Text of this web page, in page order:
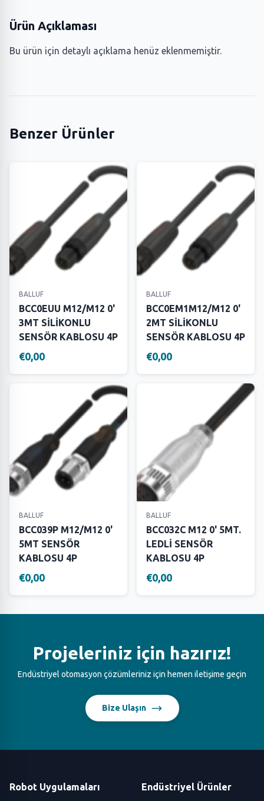
Ürün Açıklaması
Bu ürün için detaylı açıklama henüz eklenmemiştir.
Benzer Ürünler
BALLUF
BCC0EUU M12/M12 0'
3MT SİLİKONLU
SENSÖR KABLOSU 4P
€0,00
BALLUF
BCC0EM1M12/M12 0'
2MT SİLİKONLU
SENSÖR KABLOSU 4P
€0,00
BALLUF
BCC039P M12/M12 0'
5MT SENSÖR
KABLOSU 4P
€0,00
BALLUF
BCC032C M12 0' 5MT.
LEDLİ SENSÖR
KABLOSU 4P
€0,00
Projeleriniz için hazırız!
Endüstriyel otomasyon çözümleriniz için hemen iletişime geçin
Bize Ulaşın
Robot Uygulamaları Endüstriyel Ürünler